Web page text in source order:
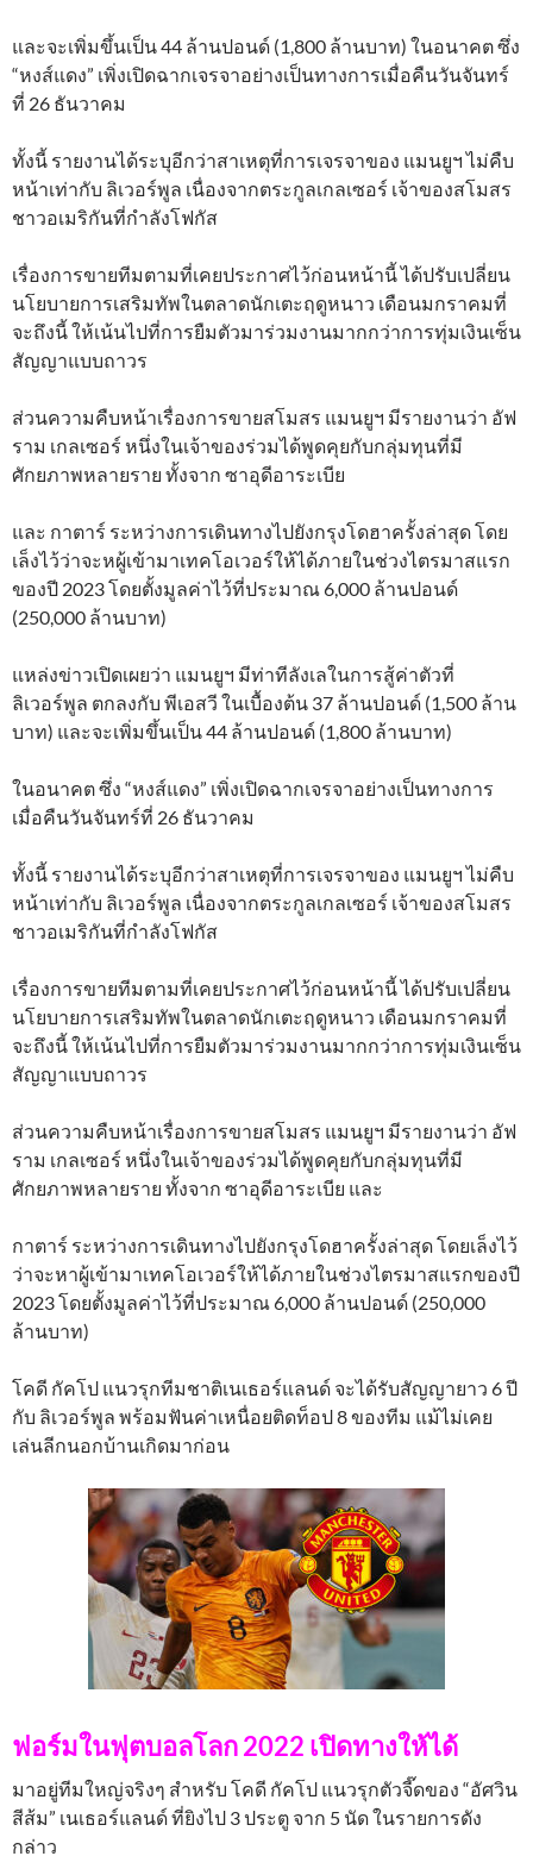
และจะเพิ่มขึ้นเป็น 44 ล้านปอนด์ (1,800 ล้านบาท) ในอนาคต ซึ่ง
“หงส์แดง” เพิ่งเปิดฉากเจรจาอย่างเป็นทางการเมื่อคืนวันจันทร์
ที่ 26 ธันวาคม
ทั้งนี้ รายงานได้ระบุอีกว่าสาเหตุที่การเจรจาของ แมนยูฯ ไม่คืบ
หน้าเท่ากับ ลิเวอร์พูล เนื่องจากตระกูลเกลเซอร์ เจ้าของสโมสร
ชาวอเมริกันที่กำลังโฟกัส
เรื่องการขายทีมตามที่เคยประกาศไว้ก่อนหน้านี้ ได้ปรับเปลี่ยน
นโยบายการเสริมทัพในตลาดนักเตะฤดูหนาว เดือนมกราคมที่
จะถึงนี้ ให้เน้นไปที่การยืมตัวมาร่วมงานมากกว่าการทุ่มเงินเซ็น
สัญญาแบบถาวร
ส่วนความคืบหน้าเรื่องการขายสโมสร แมนยูฯ มีรายงานว่า อัฟ
ราม เกลเซอร์ หนึ่งในเจ้าของร่วมได้พูดคุยกับกลุ่มทุนที่มี
ศักยภาพหลายราย ทั้งจาก ซาอุดีอาระเบีย
และ กาตาร์ ระหว่างการเดินทางไปยังกรุงโดฮาครั้งล่าสุด โดย
เล็งไว้ว่าจะหผู้เข้ามาเทคโอเวอร์ให้ได้ภายในช่วงไตรมาสแรก
ของปี 2023 โดยตั้งมูลค่าไว้ที่ประมาณ 6,000 ล้านปอนด์
(250,000 ล้านบาท)
แหล่งข่าวเปิดเผยว่า แมนยูฯ มีท่าทีลังเลในการสู้ค่าตัวที่
ลิเวอร์พูล ตกลงกับ พีเอสวี ในเบื้องต้น 37 ล้านปอนด์ (1,500 ล้าน
บาท) และจะเพิ่มขึ้นเป็น 44 ล้านปอนด์ (1,800 ล้านบาท)
ในอนาคต ซึ่ง “หงส์แดง” เพิ่งเปิดฉากเจรจาอย่างเป็นทางการ
เมื่อคืนวันจันทร์ที่ 26 ธันวาคม
ทั้งนี้ รายงานได้ระบุอีกว่าสาเหตุที่การเจรจาของ แมนยูฯ ไม่คืบ
หน้าเท่ากับ ลิเวอร์พูล เนื่องจากตระกูลเกลเซอร์ เจ้าของสโมสร
ชาวอเมริกันที่กำลังโฟกัส
เรื่องการขายทีมตามที่เคยประกาศไว้ก่อนหน้านี้ ได้ปรับเปลี่ยน
นโยบายการเสริมทัพในตลาดนักเตะฤดูหนาว เดือนมกราคมที่
จะถึงนี้ ให้เน้นไปที่การยืมตัวมาร่วมงานมากกว่าการทุ่มเงินเซ็น
สัญญาแบบถาวร
ส่วนความคืบหน้าเรื่องการขายสโมสร แมนยูฯ มีรายงานว่า อัฟ
ราม เกลเซอร์ หนึ่งในเจ้าของร่วมได้พูดคุยกับกลุ่มทุนที่มี
ศักยภาพหลายราย ทั้งจาก ซาอุดีอาระเบีย และ
กาตาร์ ระหว่างการเดินทางไปยังกรุงโดฮาครั้งล่าสุด โดยเล็งไว้
ว่าจะหาผู้เข้ามาเทคโอเวอร์ให้ได้ภายในช่วงไตรมาสแรกของปี
2023 โดยตั้งมูลค่าไว้ที่ประมาณ 6,000 ล้านปอนด์ (250,000
ล้านบาท)
โคดี กัคโป แนวรุกทีมชาติเนเธอร์แลนด์ จะได้รับสัญญายาว 6 ปี
กับ ลิเวอร์พูล พร้อมฟันค่าเหนื่อยติดท็อป 8 ของทีม แม้ไม่เคย
เล่นลีกนอกบ้านเกิดมาก่อน
ฟอร์มในฟุตบอลโลก 2022 เปิดทางให้ได้
มาอยู่ทีมใหญ่จริงๆ สำหรับ โคดี กัคโป แนวรุกตัวจี๊ดของ “อัศวิน
สีส้ม” เนเธอร์แลนด์ ที่ยิงไป 3 ประตู จาก 5 นัด ในรายการดัง
กล่าว